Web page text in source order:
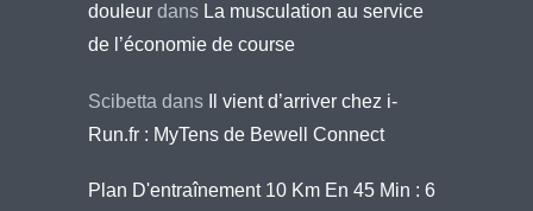
douleur dans La musculation au service
de l’économie de course
Scibetta dans
Il vient d’arriver chez i-
Run.fr : MyTens de Bewell Connect
Plan D'entraînement 10 Km En 45 Min : 6